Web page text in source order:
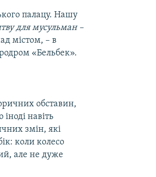
палацу. Нашу
для мусульман –
містом, – в
«Бельбек».
обставин,
навіть
змін, які
коли колесо
але не дуже